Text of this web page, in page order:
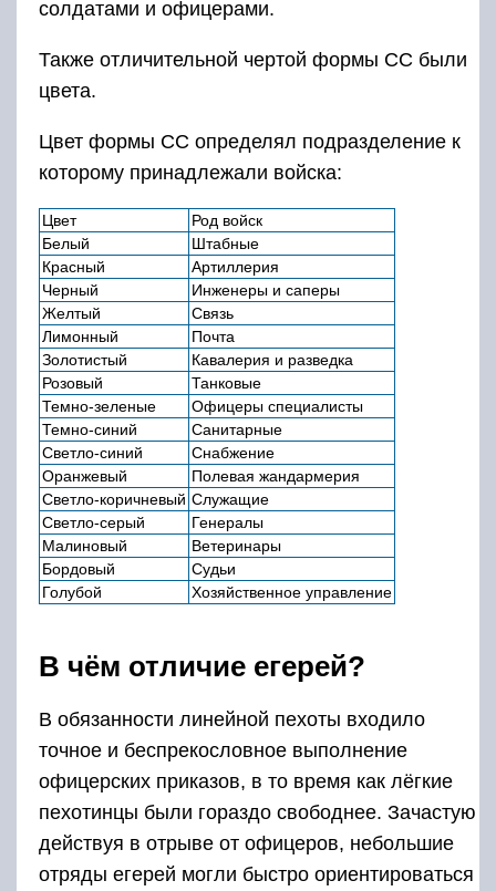
солдатами и офицерами.
Также отличительной чертой формы СС были
цвета.
Цвет формы СС определял подразделение к
которому принадлежали войска:
Цвет
Род войск
Белый
Штабные
Красный
Артиллерия
Черный
Инженеры и саперы
Желтый
Связь
Лимонный
Почта
Золотистый
Кавалерия и разведка
Розовый
Танковые
Темно-зеленые
Офицеры специалисты
Темно-синий
Санитарные
Светло-синий
Снабжение
Оранжевый
Полевая жандармерия
Светло-коричневый Служащие
Светло-серый
Генералы
Малиновый
Ветеринары
Бордовый
Судьи
Голубой
Хозяйственное управление
В чём отличие егерей?
В обязанности линейной пехоты входило
точное и беспрекословное выполнение
офицерских приказов, в то время как лёгкие
пехотинцы были гораздо свободнее. Зачастую
действуя в отрыве от офицеров, небольшие
отряды егерей могли быстро ориентироваться